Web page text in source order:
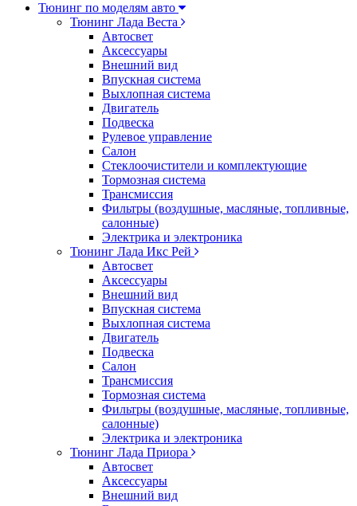
Тюнинг по моделям авто
Тюнинг Лада Веста
Автосвет
Аксессуары
Внешний вид
Впускная система
Выхлопная система
Двигатель
Подвеска
Рулевое управление
Салон
Стеклоочистители и комплектующие
Тормозная система
Трансмиссия
Фильтры (воздушные, масляные, топливные,
салонные)
Электрика и электроника
Тюнинг Лада Икс Рей
Автосвет
Аксессуары
Внешний вид
Впускная система
Выхлопная система
Двигатель
Подвеска
Салон
Трансмиссия
Тормозная система
Фильтры (воздушные, масляные, топливные,
салонные)
Электрика и электроника
Тюнинг Лада Приора
Автосвет
Аксессуары
Внешний вид